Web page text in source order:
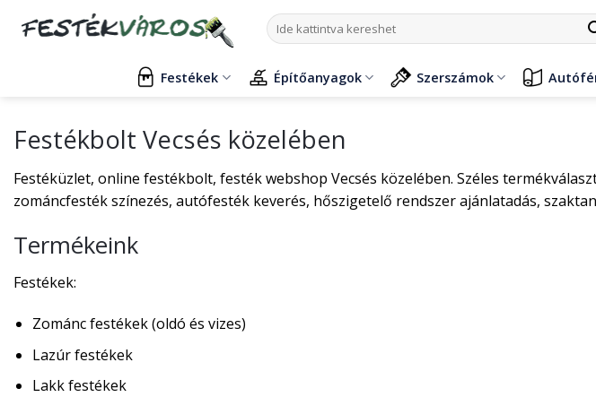
Keresés
a
Festékek Építőanyagok Szerszámok
Festékbolt Vecsés közelében
Festéküzlet, online festékbolt, festék webshop Vecsés közelében. Széles
zománcfesték színezés, autófesték keverés, hőszigetelő rendszer ajánlatadás,
Termékeink
Festékek:
Zománc festékek (oldó és vizes)
Lazúr festékek
Lakk festékek